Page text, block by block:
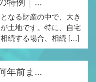
特例｜...
なる財産の中で、大き
土地です。特に、自宅
続する場合、相続 […]
年前ま...